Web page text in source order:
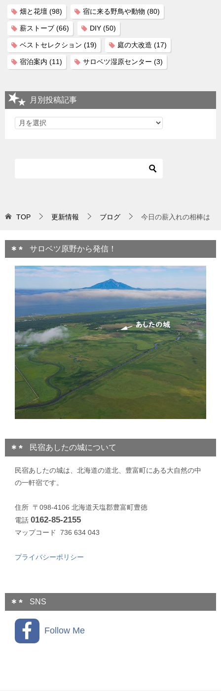
畑と花壇 (98) 宿に来る野鳥や動物 (80)
薪ストーブ (66) DIY (50)
ベストセレクション (19) 庭の大改造 (17)
宿泊案内 (11) サロベツ湿原センター (3)
月別投稿記事
TOP 更新情報 ブログ 今日の薪入れの相棒は
サロベツ原野から発信！
民宿あしたの城について
民宿あしたの城は、北海道の道北、豊富町にある大自然の中
の一軒宿です。
住所 〒098-4106 北海道天塩郡豊富町豊徳
電話 0162-85-2155
マップコード 736 634 043
プライバシーポリシー
SNS
Follow Me